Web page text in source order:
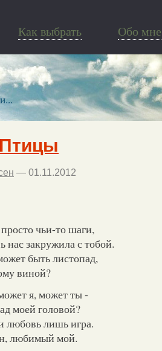
Как выбрать Обо мне
— 01.11.2012
чьи-то шаги,
нас закружила с тобой.
быть листопад,
виной?
я, может ты -
моей головой?
любовь лишь игра.
любимый мой.